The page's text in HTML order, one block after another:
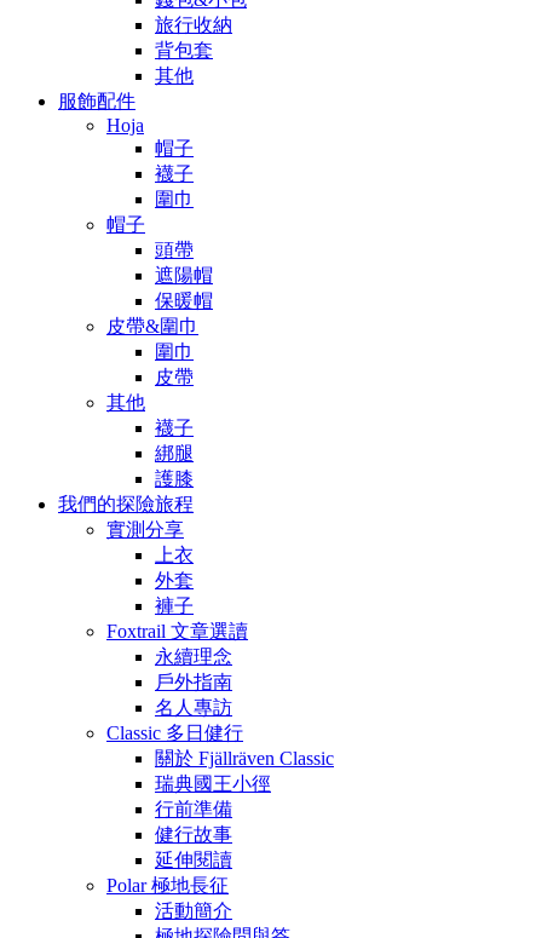
旅行收納
背包套
其他
服飾配件
Hoja
帽子
襪子
圍巾
帽子
頭帶
遮陽帽
保暖帽
皮帶&圍巾
圍巾
皮帶
其他
襪子
綁腿
護膝
我們的探險旅程
實測分享
上衣
外套
褲子
Foxtrail 文章選讀
永續理念
戶外指南
名人專訪
Classic 多日健行
關於 Fjällräven Classic
瑞典國王小徑
行前準備
健行故事
延伸閱讀
Polar 極地長征
活動簡介